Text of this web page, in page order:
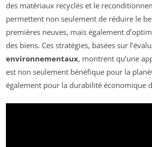
des matériaux recyclés et le
permettent non seulement de réduire le
premières neuves, mais également
des biens. Ces stratégies, basées sur
environnementaux, montrent qu’une
est non seulement bénéfique pour la
également pour la durabilité économique